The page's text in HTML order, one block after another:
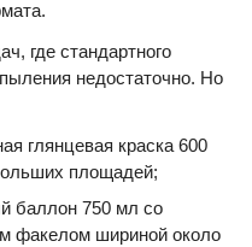
где стандартного
недостаточно. Но
глянцевая краска 600
площадей;
баллон 750 мл со
факелом шириной около